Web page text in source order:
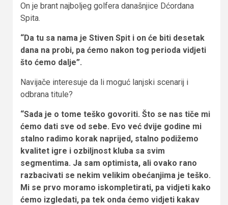
On je brant najboljeg golfera današnjice Dćordana
Spita.
“Da tu sa nama je Stiven Spit i on će biti desetak
dana na probi, pa ćemo nakon tog perioda vidjeti
što ćemo dalje”.
Navijače interesuje da li moguć lanjski scenarij i
odbrana titule?
“Sada je o tome teško govoriti. Što se nas tiče mi
ćemo dati sve od sebe. Evo već dvije godine mi
stalno radimo korak naprijed, stalno podižemo
kvalitet igre i ozbiljnost kluba sa svim
segmentima. Ja sam optimista, ali ovako rano
razbacivati se nekim velikim obećanjima je teško.
Mi se prvo moramo iskompletirati, pa vidjeti kako
ćemo izgledati, pa tek onda ćemo vidjeti kakav